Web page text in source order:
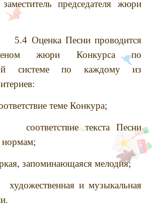
председателя жюри
Песни проводится
жюри Конкурса по
системе по каждому из
теме Конкура;
текста Песни
нормам;
запоминающаяся мелодия;
и музыкальная